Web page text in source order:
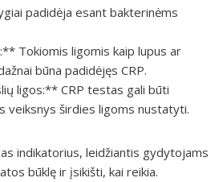
padidėja esant bakterinėms
Tokiomis ligomis kaip lupus ar
būna padidėjęs CRP.
ligos:** CRP testas gali būti
veiksnys širdies ligoms nustatyti.
indikatorius, leidžiantis gydytojams
būklę ir įsikišti, kai reikia.